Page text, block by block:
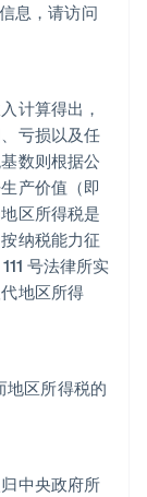
息，请访问
计算得出，
亏损以及任
数则根据公
产价值（即
区所得税是
纳税能力征
号法律所实
地区所得
地区所得税的
中央政府所